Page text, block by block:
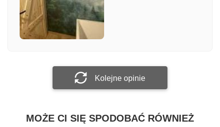
Załącz zdjęcie
Kolejne opinie
MOŻE CI SIĘ SPODOBAĆ RÓWNIEŻ